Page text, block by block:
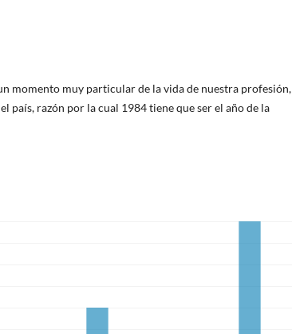
momento muy particular de la vida de nuestra profesión,
país, razón por la cual 1984 tiene que ser el año de la